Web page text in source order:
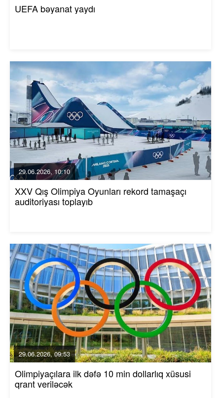
UEFA bəyanat yaydı
29.06.2026, 10:10
XXV Qış Olimpiya Oyunları rekord tamaşaçı
auditoriyası toplayıb
29.06.2026, 09:53
Olimpiyaçılara ilk dəfə 10 min dollarlıq xüsusi
qrant veriləcək